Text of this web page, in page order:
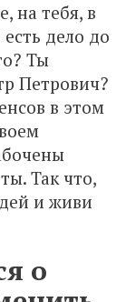
на тебя, в
дело до
Ты
Петрович?
в этом
Так что,
и живи
о